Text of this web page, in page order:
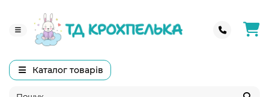
Каталог товарів